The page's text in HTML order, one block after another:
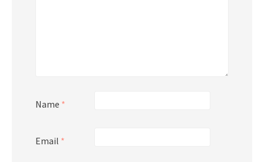
Name *
Email *